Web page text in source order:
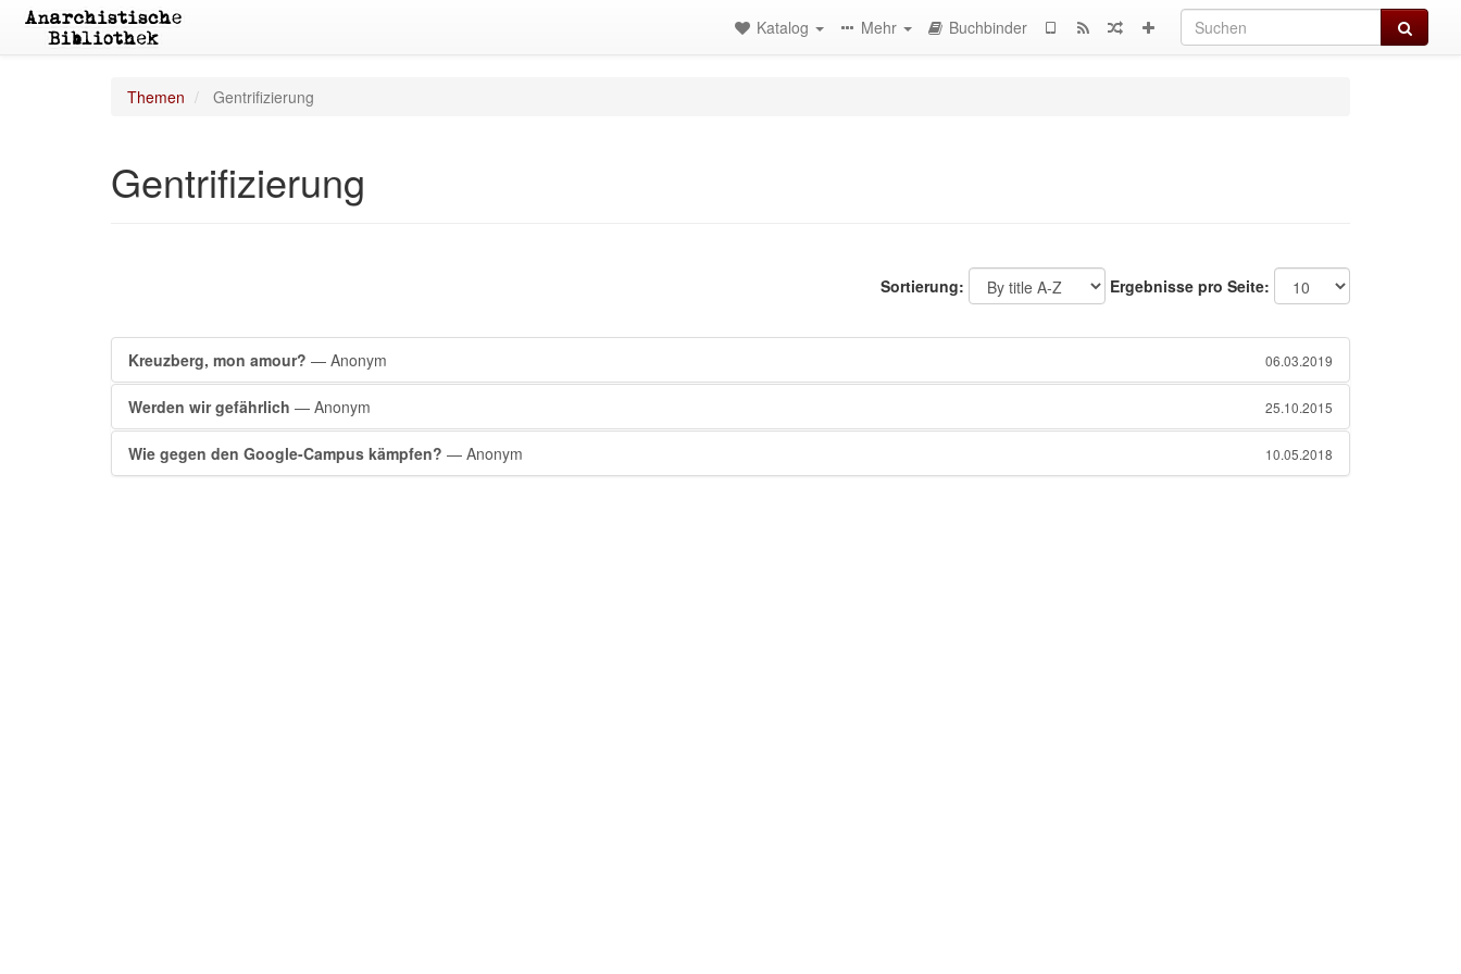
Suchen
Katalog Mehr Buchbinder
Themen Gentrifizierung
Gentrifizierung
Sortierung: Ergebnisse pro Seite:
Kreuzberg, mon amour? — Anonym 06.03.2019
Werden wir gefährlich — Anonym 25.10.2015
Wie gegen den Google-Campus kämpfen? — Anonym 10.05.2018